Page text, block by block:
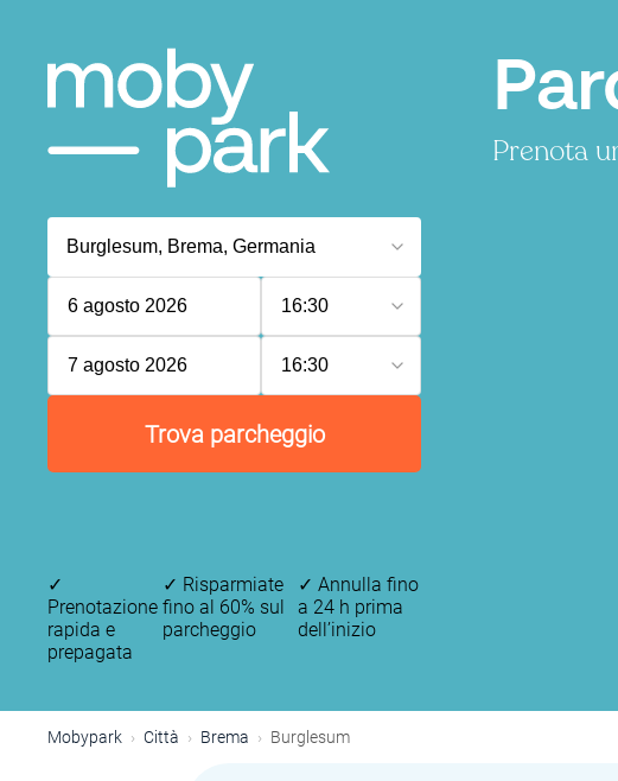
Prenota
6 agosto 2026 16:30
7 agosto 2026 16:30
Trova parcheggio
✓
Prenotazione
rapida e
prepagata
✓ Risparmiate
fino al 60% sul
parcheggio
✓ Annulla fino
a 24 h prima
dell’inizio
Mobypark Città Brema Burglesum